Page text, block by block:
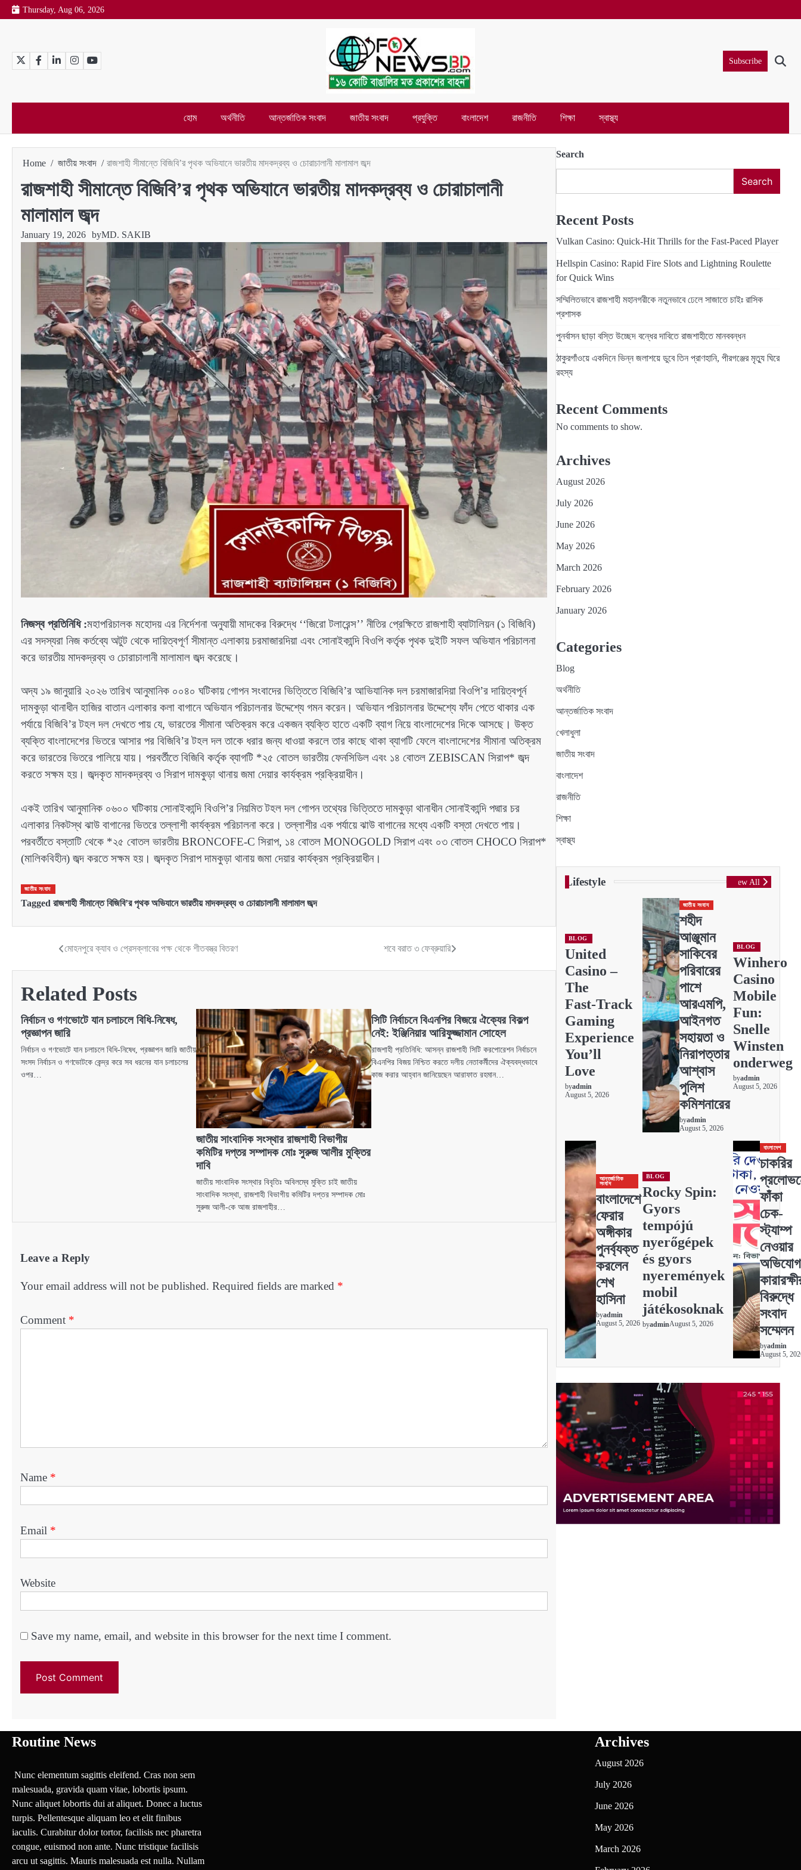
Skip
to
Thursday, Aug 06, 2026
TwitterFacebookLinkedInInstagramYouTube Subscribe
হোম অর্থনীতি আন্তর্জাতিক সংবাদ জাতীয় সংবাদ প্রযুক্তি বাংলাদেশ রাজনীতি শিক্ষা স্বাস্থ্য
Home জাতীয় সংবাদ রাজশাহী সীমান্তে বিজিবি’র পৃথক অভিযানে ভারতীয় মাদকদ্রব্য ও চোরাচালানী মালামাল জব্দ
রাজশাহী সীমান্তে বিজিবি’র পৃথক অভিযানে ভারতীয় মাদকদ্রব্য ও চোরাচালানী
মালামাল জব্দ
January 19, 2026 byMD. SAKIB
নিজস্ব প্রতিনিধি :মহাপরিচালক মহোদয় এর নির্দেশনা অনুযায়ী মাদকের বিরুদ্ধে ‘‘জিরো টলারেন্স’’ নীতির প্রেক্ষিতে রাজশাহী ব্যাটালিয়ন (১ বিজিবি)
এর সদস্যরা নিজ কর্তব্যে অটুট থেকে দায়িত্বপূর্ণ সীমান্ত এলাকায় চরমাজারদিয়া এবং সোনাইকান্দি বিওপি কর্তৃক পৃথক দুইটি সফল অভিযান পরিচালনা
করে ভারতীয় মাদকদ্রব্য ও চোরাচালানী মালামাল জব্দ করেছে।
অদ্য ১৯ জানুয়ারি ২০২৬ তারিখ আনুমানিক ০০৪০ ঘটিকায় গোপন সংবাদের ভিত্তিতে বিজিবি’র আভিযানিক দল চরমাজারদিয়া বিওপি’র দায়িত্বপূর্ন
দামকুড়া থানাধীন হাজির বাতান এলাকার কলা বাগানে অভিযান পরিচালনার উদ্দেশ্যে গমন করেন। অভিযান পরিচালনার উদ্দেশ্যে ফাঁদ পেতে থাকার এক
পর্যায়ে বিজিবি’র টহল দল দেখতে পায় যে, ভারতের সীমানা অতিক্রম করে একজন ব্যক্তি হাতে একটি ব্যাগ নিয়ে বাংলাদেশের দিকে আসছে। উক্ত
ব্যক্তি বাংলাদেশের ভিতরে আসার পর বিজিবি’র টহল দল তাকে ধরার জন্য ধাওয়া করলে তার কাছে থাকা ব্যাগটি ফেলে বাংলাদেশের সীমানা অতিক্রম
করে ভারতের ভিতরে পালিয়ে যায়। পরবর্তীতে বিজিবি কর্তৃক ব্যাগটি *২৫ বোতল ভারতীয় ফেনসিডিল এবং ১৪ বোতল ZEBISCAN সিরাপ* জব্দ
করতে সক্ষম হয়। জব্দকৃত মাদকদ্রব্য ও সিরাপ দামকুড়া থানায় জমা দেয়ার কার্যক্রম প্রক্রিয়াধীন।
একই তারিখ আনুমানিক ০৬০০ ঘটিকায় সোনাইকান্দি বিওপি’র নিয়মিত টহল দল গোপন তথ্যের ভিত্তিতে দামকুড়া থানাধীন সোনাইকান্দি পদ্মার চর
এলাকার নিকটস্থ ঝাউ বাগানের ভিতরে তল্লাশী কার্যক্রম পরিচালনা করে। তল্লাশীর এক পর্যায়ে ঝাউ বাগানের মধ্যে একটি বস্তা দেখতে পায়।
পরবর্তীতে বস্তাটি থেকে *২৫ বোতল ভারতীয় BRONCOFE-C সিরাপ, ১৪ বোতল MONOGOLD সিরাপ এবং ০৩ বোতল CHOCO সিরাপ*
(মালিকবিহীন) জব্দ করতে সক্ষম হয়। জব্দকৃত সিরাপ দামকুড়া থানায় জমা দেয়ার কার্যক্রম প্রক্রিয়াধীন।
জাতীয় সংবাদ
Tagged রাজশাহী সীমান্তে বিজিবি’র পৃথক অভিযানে ভারতীয় মাদকদ্রব্য ও চোরাচালানী মালামাল জব্দ
navigation
মোহনপুরে ক্যাব ও প্রেসক্লাবের পক্ষ থেকে শীতবস্ত্র বিতরণ শবে বরাত ৩ ফেব্রুয়ারি
Related Posts
নির্বাচন ও গণভোটে যান চলাচলে বিধি-নিষেধ,
প্রজ্ঞাপন জারি
নির্বাচন ও গণভোটে যান চলাচলে বিধি-নিষেধ, প্রজ্ঞাপন জারি জাতীয়
সংসদ নির্বাচন ও গণভোটকে কেন্দ্র করে সব ধরনের যান চলাচলের
ওপর…
জাতীয় সাংবাদিক সংস্থার রাজশাহী বিভাগীয়
কমিটির দপ্তর সম্পাদক মোঃ সুরুজ আলীর মুক্তির
দাবি
জাতীয় সাংবাদিক সংস্থার বিবৃতিঃ অবিলম্বে মুক্তি চাই জাতীয়
সাংবাদিক সংস্থা, রাজশাহী বিভাগীয় কমিটির দপ্তর সম্পাদক মোঃ
সুরুজ আলী-কে আজ রাজশাহীর…
সিটি নির্বাচনে বিএনপির বিজয়ে ঐক্যের বিকল্প
নেই: ইঞ্জিনিয়ার আরিফুজ্জামান সোহেল
রাজশাহী প্রতিনিধি: আসন্ন রাজশাহী সিটি করপোরেশন নির্বাচনে
বিএনপির বিজয় নিশ্চিত করতে দলীয় নেতাকর্মীদের ঐক্যবদ্ধভাবে
কাজ করার আহ্বান জানিয়েছেন আরাফাত রহমান…
Leave a Reply
Your email address will not be published. Required fields are marked *
Comment *
Name *
Email *
Website
Save my name, email, and website in this browser for the next time I comment.
Search
Search
Recent Posts
Vulkan Casino: Quick‑Hit Thrills for the Fast‑Paced Player
Hellspin Casino: Rapid Fire Slots and Lightning Roulette
for Quick Wins
সম্মিলিতভাবে রাজশাহী মহানগরীকে নতুনভাবে ঢেলে সাজাতে চাইঃ রাসিক
প্রশাসক
পুনর্বাসন ছাড়া বস্তি উচ্ছেদ বন্ধের দাবিতে রাজশাহীতে মানববন্ধন
ঠাকুরগাঁওয়ে একদিনে ভিন্ন জলাশয়ে ডুবে তিন প্রাণহানি, পীরগঞ্জের মৃত্যু ঘিরে
রহস্য
Recent Comments
No comments to show.
Archives
August 2026
July 2026
June 2026
May 2026
March 2026
February 2026
January 2026
Categories
Blog
অর্থনীতি
আন্তর্জাতিক সংবাদ
খেলাধুলা
জাতীয় সংবাদ
বাংলাদেশ
রাজনীতি
শিক্ষা
স্বাস্থ্য
Lifestyle View All
BLOG
United
Casino –
The
Fast‑Track
Gaming
Experience
You’ll
Love
byadmin
August 5, 2026
জাতীয় সংবাদ
শহীদ
আঞ্জুমান
সাকিবের
পরিবারের
পাশে
আরএমপি,
আইনগত
সহায়তা ও
নিরাপত্তার
আশ্বাস
পুলিশ
কমিশনারের
byadmin
August 5, 2026
BLOG
Winhero
Casino
Mobile
Fun:
Snelle
Winsten
onderweg
byadmin
August 5, 2026
আন্তর্জাতিক
সংবাদ
বাংলাদেশে
ফেরার
অঙ্গীকার
পুনর্ব্যক্ত
করলেন
শেখ
হাসিনা
byadmin
August 5, 2026
BLOG
Rocky Spin:
Gyors
tempójú
nyerőgépek
és gyors
nyeremények
mobil
játékosoknak
byadminAugust 5, 2026
বাংলাদেশ
চাকরির
ফাঁকা
চেক-
স্ট্যাম্প
নেওয়ার
বিরুদ্ধে
সংবাদ
সম্মেলন
byadmin
August 5,
Routine News
Nunc elementum sagittis eleifend. Cras non sem
malesuada, gravida quam vitae, lobortis ipsum.
Nunc aliquet lobortis dui at aliquet. Donec a luctus
turpis. Pellentesque aliquam leo et elit finibus
iaculis. Curabitur dolor tortor, facilisis nec pharetra
congue, euismod non ante. Nunc tristique facilisis
arcu ut sagittis. Mauris malesuada est nulla. Nullam
Archives
August 2026
July 2026
June 2026
May 2026
March 2026